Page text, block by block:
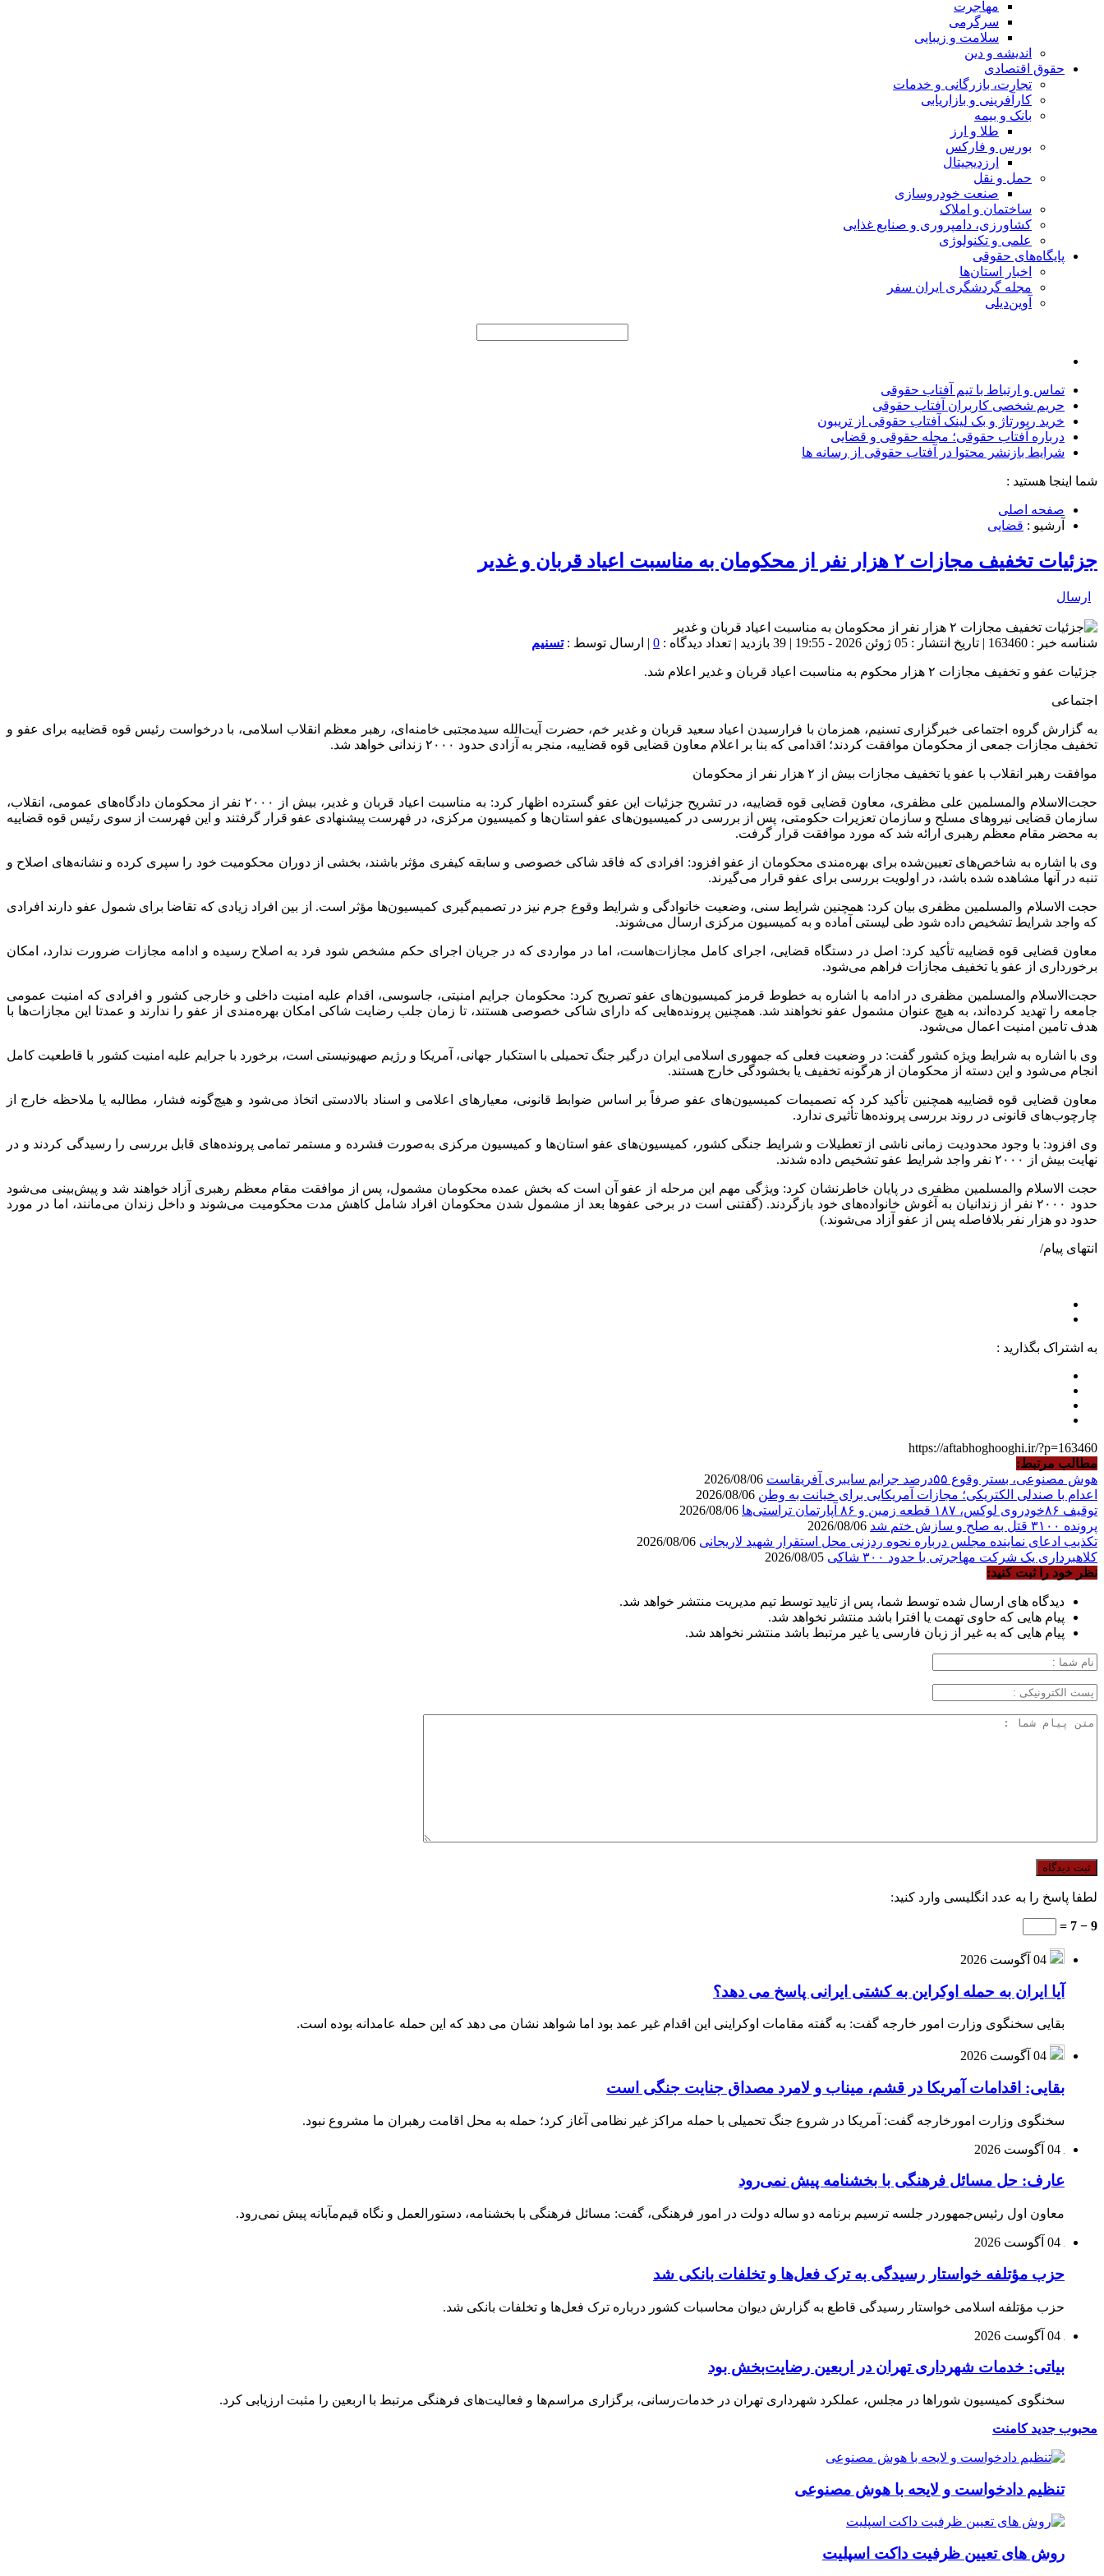
مهاجرت
سرگرمی
سلامت و زیبایی
اندیشه و دین
حقوق اقتصادی
تجارت، بازرگانی و خدمات
کارآفرینی و بازاریابی
بانک و بیمه
طلا و ارز
بورس و فارکس
ارزدیجیتال
حمل و نقل
صنعت خودروسازی
ساختمان و املاک
کشاورزی، دامپروری و صنایع غذایی
علمی و تکنولوژی
پایگاه‌های حقوقی
اخبار استان‌ها
مجله گردشگری ایران سفر
آوین‌دیلی
تماس و ارتباط با تیم آفتاب حقوقی
حریم شخصی کاربران آفتاب حقوقی
خرید رپورتاژ و بک لینک آفتاب حقوقی از تریبون
درباره آفتاب حقوقی؛ مجله حقوقی و قضایی
شرایط بازنشر محتوا در آفتاب حقوقی از رسانه ها
شما اینجا هستید :
صفحه اصلی
آرشیو : قضایی
جزئیات تخفیف مجازات ۲ هزار نفر از محکومان به مناسبت اعیاد قربان و غدیر
ارسال
شناسه خبر : 163460 | تاریخ انتشار : 05 ژوئن 2026 - 19:55 | 39 بازدید | تعداد دیدگاه : 0 | ارسال توسط :تسنیم
جزئیات عفو و تخفیف مجازات ۲ هزار محکوم به مناسبت اعیاد قربان و غدیر اعلام شد.
اجتماعی
به گزارش گروه اجتماعی خبرگزاری تسنیم، همزمان با فرارسیدن اعیاد سعید قربان و غدیر خم، حضرت آیت‌الله سیدمجتبی خامنه‌ای، رهبر معظم انقلاب اسلامی، با درخواست رئیس قوه قضاییه برای عفو و
تخفیف مجازات جمعی از محکومان موافقت کردند؛ اقدامی که بنا بر اعلام معاون قضایی قوه قضاییه، منجر به آزادی حدود ۲۰۰۰ زندانی خواهد شد.
موافقت رهبر انقلاب با عفو یا تخفیف مجازات بیش از ۲ هزار نفر از محکومان
حجت‌الاسلام والمسلمین علی مظفری، معاون قضایی قوه قضاییه، در تشریح جزئیات این عفو گسترده اظهار کرد: به مناسبت اعیاد قربان و غدیر، بیش از ۲۰۰۰ نفر از محکومان دادگاه‌های عمومی، انقلاب،
سازمان قضایی نیرو‌های مسلح و سازمان تعزیرات حکومتی، پس از بررسی در کمیسیون‌های عفو استان‌ها و کمیسیون مرکزی، در فهرست پیشنهادی عفو قرار گرفتند و این فهرست از سوی رئیس قوه قضاییه
به محضر مقام معظم رهبری ارائه شد که مورد موافقت قرار گرفت.
وی با اشاره به شاخص‌های تعیین‌شده برای بهره‌مندی محکومان از عفو افزود: افرادی که فاقد شاکی خصوصی و سابقه کیفری مؤثر باشند، بخشی از دوران محکومیت خود را سپری کرده و نشانه‌های اصلاح و
تنبه در آنها مشاهده شده باشد، در اولویت بررسی برای عفو قرار می‌گیرند.
حجت الاسلام والمسلمین مظفری بیان کرد: همچنین شرایط سنی، وضعیت خانوادگی و شرایط وقوع جرم نیز در تصمیم‌گیری کمیسیون‌ها مؤثر است. از بین افراد زیادی که تقاضا برای شمول عفو دارند افرادی
که واجد شرایط تشخیص داده شود طی لیستی آماده و به کمیسیون مرکزی ارسال می‌شوند.
معاون قضایی قوه قضاییه تأکید کرد: اصل در دستگاه قضایی، اجرای کامل مجازات‌هاست، اما در مواردی که در جریان اجرای حکم مشخص شود فرد به اصلاح رسیده و ادامه مجازات ضرورت ندارد، امکان
برخورداری از عفو یا تخفیف مجازات فراهم می‌شود.
حجت‌الاسلام والمسلمین مظفری در ادامه با اشاره به خطوط قرمز کمیسیون‌های عفو تصریح کرد: محکومان جرایم امنیتی، جاسوسی، اقدام علیه امنیت داخلی و خارجی کشور و افرادی که امنیت عمومی
جامعه را تهدید کرده‌اند، به هیچ عنوان مشمول عفو نخواهند شد. همچنین پرونده‌هایی که دارای شاکی خصوصی هستند، تا زمان جلب رضایت شاکی امکان بهره‌مندی از عفو را ندارند و عمدتا این مجازات‌ها با
هدف تامین امنیت اعمال می‌شود.
وی با اشاره به شرایط ویژه کشور گفت: در وضعیت فعلی که جمهوری اسلامی ایران درگیر جنگ تحمیلی با استکبار جهانی، آمریکا و رژیم صهیونیستی است، برخورد با جرایم علیه امنیت کشور با قاطعیت کامل
انجام می‌شود و این دسته از محکومان از هرگونه تخفیف یا بخشودگی خارج هستند.
معاون قضایی قوه قضاییه همچنین تأکید کرد که تصمیمات کمیسیون‌های عفو صرفاً بر اساس ضوابط قانونی، معیار‌های اعلامی و اسناد بالادستی اتخاذ می‌شود و هیچ‌گونه فشار، مطالبه یا ملاحظه خارج از
چارچوب‌های قانونی در روند بررسی پرونده‌ها تأثیری ندارد.
وی افزود: با وجود محدودیت زمانی ناشی از تعطیلات و شرایط جنگی کشور، کمیسیون‌های عفو استان‌ها و کمیسیون مرکزی به‌صورت فشرده و مستمر تمامی پرونده‌های قابل بررسی را رسیدگی کردند و در
نهایت بیش از ۲۰۰۰ نفر واجد شرایط عفو تشخیص داده شدند.
حجت الاسلام والمسلمین مظفری در پایان خاطرنشان کرد: ویژگی مهم این مرحله از عفو آن است که بخش عمده محکومان مشمول، پس از موافقت مقام معظم رهبری آزاد خواهند شد و پیش‌بینی می‌شود
حدود ۲۰۰۰ نفر از زندانیان به آغوش خانواده‌های خود بازگردند. (گفتنی است در برخی عفو‌ها بعد از مشمول شدن محکومان افراد شامل کاهش مدت محکومیت می‌شوند و داخل زندان می‌مانند، اما در مورد
حدود دو هزار نفر بلافاصله پس از عفو آزاد می‌شوند.)
انتهای پیام/
به اشتراک بگذارید :
https://aftabhoghooghi.ir/?p=163460
مطالب مرتبط:
هوش مصنوعی، بستر وقوع ۵۵درصد جرایم سایبری آفریقاست
اعدام با صندلی الکتریکی؛ مجازات آمریکایی برای خیانت به وطن
توقیف ۸۶خودروی لوکس، ۱۸۷ قطعه زمین و ۸۶ آپارتمان تراستی‌ها
پرونده ۳۱۰۰ قتل به صلح و سازش ختم شد
تکذیب ادعای نماینده مجلس درباره نحوه ردزنی محل استقرار شهید لاریجانی
کلاهبرداری یک شرکت مهاجرتی با حدود ۳۰۰ شاکی
نظر خود را ثبت کنید:
دیدگاه های ارسال شده توسط شما، پس از تایید توسط تیم مدیریت منتشر خواهد شد.
پیام هایی که حاوی تهمت یا افترا باشد منتشر نخواهد شد.
پیام هایی که به غیر از زبان فارسی یا غیر مرتبط باشد منتشر نخواهد شد.
لطفا پاسخ را به عدد انگلیسی وارد کنید:
9 − 7 =
04 آگوست 2026
آیا ایران به حمله اوکراین به کشتی ایرانی پاسخ می دهد؟
بقایی سخنگوی وزارت امور خارجه گفت: به گفته مقامات اوکراینی این اقدام غیر عمد بود اما شواهد نشان می دهد که این حمله عامدانه بوده است.
04 آگوست 2026
بقایی: اقدامات آمریکا در قشم، میناب و لامرد مصداق جنایت جنگی است
سخنگوی وزارت امورخارجه گفت: آمریکا در شروع جنگ تحمیلی با حمله مراکز غیر نظامی آغاز کرد؛ حمله به محل اقامت رهبران ما مشروع نبود.
04 آگوست 2026
عارف: حل مسائل فرهنگی با بخشنامه پیش نمی‌رود
معاون اول رئیس‌جمهوردر جلسه ترسیم برنامه دو ساله دولت در امور فرهنگی، گفت: مسائل فرهنگی با بخشنامه، دستورالعمل و نگاه قیم‌مآبانه پیش نمی‌رود.
04 آگوست 2026
حزب مؤتلفه خواستار رسیدگی به ترک فعل‌ها و تخلفات بانکی شد
حزب مؤتلفه اسلامی خواستار رسیدگی قاطع به گزارش دیوان محاسبات کشور درباره ترک فعل‌ها و تخلفات بانکی شد.
04 آگوست 2026
بیاتی: خدمات شهرداری تهران در اربعین رضایت‌بخش بود
سخنگوی کمیسیون شوراها در مجلس، عملکرد شهرداری تهران در خدمات‌رسانی، برگزاری مراسم‌ها و فعالیت‌های فرهنگی مرتبط با اربعین را مثبت ارزیابی کرد.
محبوب جدیدکامنت
تنظیم دادخواست و لایحه با هوش مصنوعی
روش های تعیین ظرفیت داکت اسپلیت